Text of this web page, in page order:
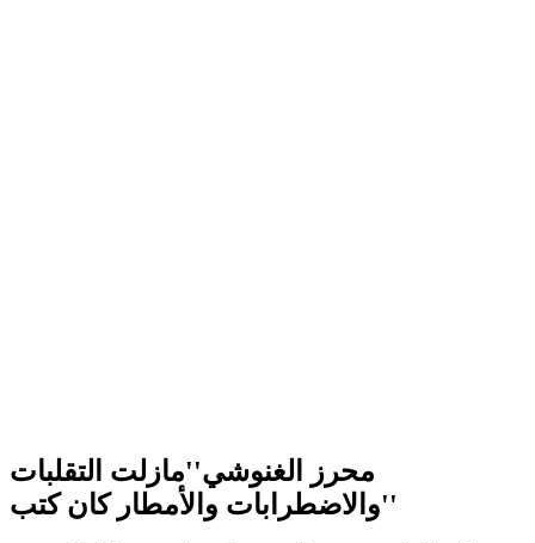
محرز الغنوشي''مازلت التقلبات
والاضطرابات والأمطار كان كتب''